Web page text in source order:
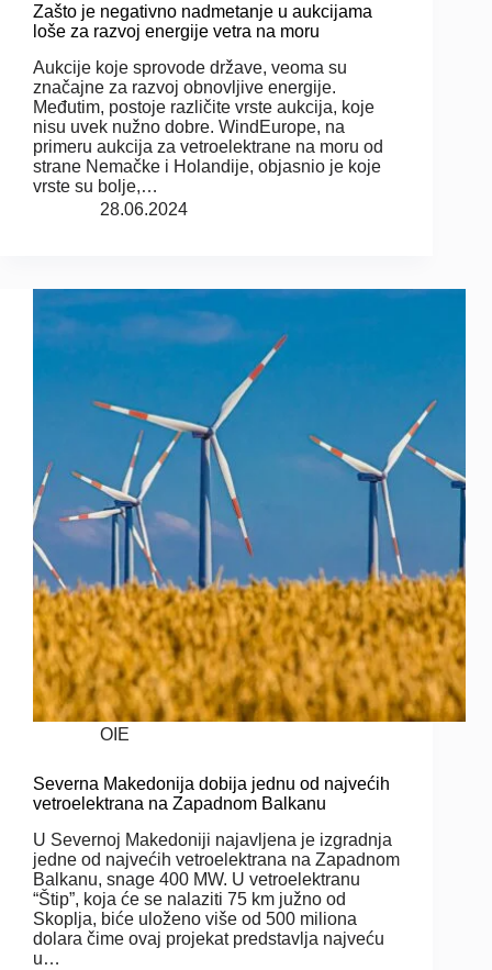
Zašto je negativno nadmetanje u aukcijama
loše za razvoj energije vetra na moru
Aukcije koje sprovode države, veoma su
značajne za razvoj obnovljive energije.
Međutim, postoje različite vrste aukcija, koje
nisu uvek nužno dobre. WindEurope, na
primeru aukcija za vetroelektrane na moru od
strane Nemačke i Holandije, objasnio je koje
vrste su bolje,…
28.06.2024
OIE
Severna Makedonija dobija jednu od najvećih
vetroelektrana na Zapadnom Balkanu
U Severnoj Makedoniji najavljena je izgradnja
jedne od najvećih vetroelektrana na Zapadnom
Balkanu, snage 400 MW. U vetroelektranu
“Štip”, koja će se nalaziti 75 km južno od
Skoplja, biće uloženo više od 500 miliona
dolara čime ovaj projekat predstavlja najveću
u…